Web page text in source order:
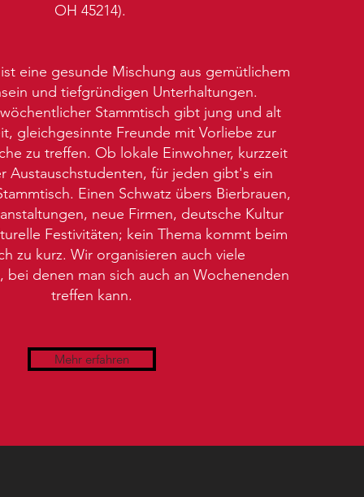
OH 45214).
eine gesunde Mischung aus gemütlichem
und tiefgründigen Unterhaltungen.
wöchentlicher Stammtisch gibt jung und alt
gleichgesinnte Freunde mit Vorliebe zur
zu treffen. Ob lokale Einwohner, kurzzeit
Austauschstudenten, für jeden gibt's ein
Einen Schwatz übers Bierbrauen,
neue Firmen, deutsche Kultur
Festivitäten; kein Thema kommt beim
zu kurz. Wir organisieren auch viele
bei denen man sich auch an Wochenenden
treffen kann.
Mehr erfahren